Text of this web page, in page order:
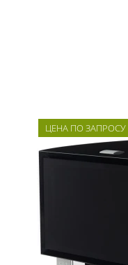
ЦЕНА ПО ЗАПРОСУ